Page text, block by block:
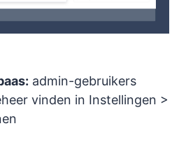
admin-gebruikers
vinden in Instellingen >